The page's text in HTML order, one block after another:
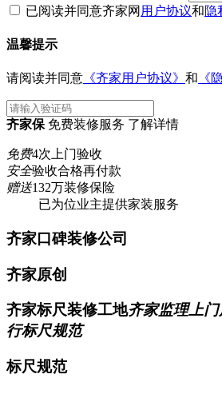
已阅读并同意齐家网 用户协议和隐
温馨提示
请阅读并同意 《齐家用户协议》 和 《
齐家保 免费装修服务 了解详情
免费4次上门验收
安全验收合格再付款
赠送132万装修保险
已为位业主提供家装服务
齐家口碑装修公司
齐家原创
齐家标尺装修工地齐家监理上
行标尺规范
标尺规范